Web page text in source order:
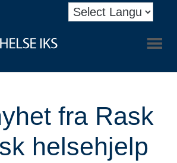
fra Rask
helsehjelp